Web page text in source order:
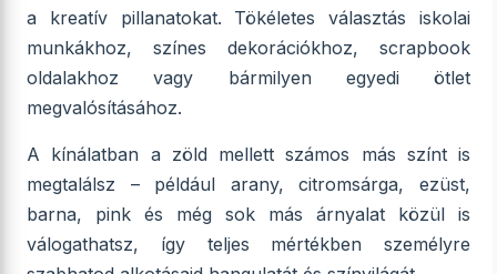
a kreatív pillanatokat. Tökéletes választás iskolai
munkákhoz, színes dekorációkhoz, scrapbook
oldalakhoz vagy bármilyen egyedi ötlet
megvalósításához.
A kínálatban a zöld mellett számos más színt is
megtalálsz – például arany, citromsárga, ezüst,
barna, pink és még sok más árnyalat közül is
válogathatsz, így teljes mértékben személyre